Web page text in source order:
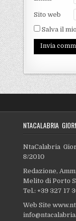
Sito web
Salva il
NTACALABRIA
NtaCalabria
8/2010
Redazione,
Melito di Porto
Tel.: +39 327 17
Web Site